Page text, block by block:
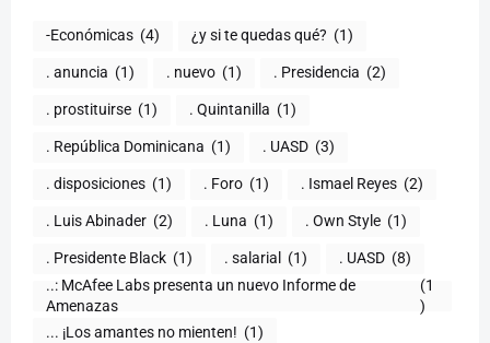
-Económicas (4) ¿y si te quedas qué? (1)
. anuncia (1) . nuevo (1) . Presidencia (2)
. prostituirse (1) . Quintanilla (1)
. República Dominicana (1) . UASD (3)
. disposiciones (1) . Foro (1) . Ismael Reyes (2)
. Luis Abinader (2) . Luna (1) . Own Style (1)
. Presidente Black (1) . salarial (1) . UASD (8)
..: McAfee Labs presenta un nuevo Informe de
(1
)
... ¡Los amantes no mienten! (1)